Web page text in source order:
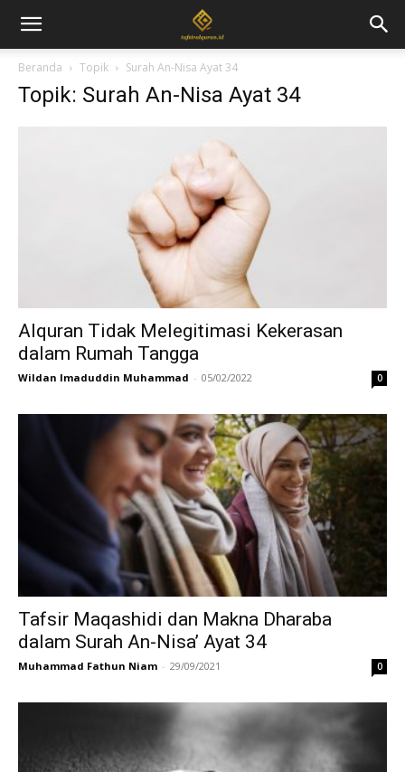
Beranda Topik Surah An-Nisa Ayat 34
Topik: Surah An-Nisa Ayat 34
Alquran Tidak Melegitimasi Kekerasan
dalam Rumah Tangga
Wildan Imaduddin Muhammad - 05/02/2022 0
Tafsir Maqashidi dan Makna Dharaba
dalam Surah An-Nisa’ Ayat 34
Muhammad Fathun Niam - 29/09/2021 0